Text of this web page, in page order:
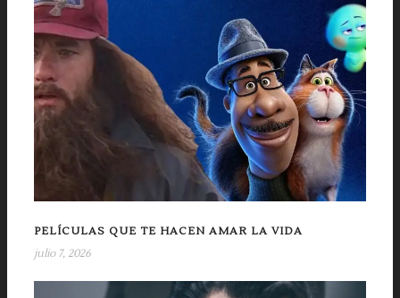
PELÍCULAS QUE TE HACEN AMAR LA VIDA
julio 7, 2026